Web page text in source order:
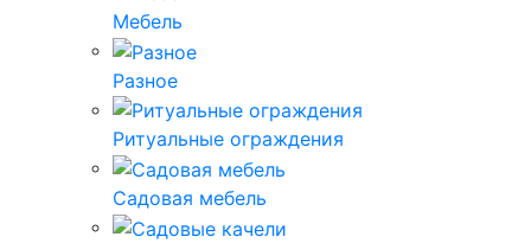
Мебель
Разное
Ритуальные ограждения
Садовая мебель